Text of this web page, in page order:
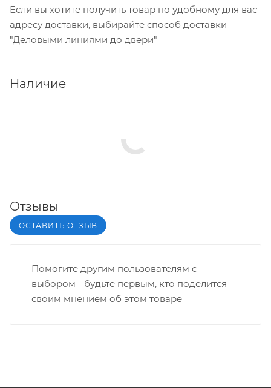
Если вы хотите получить товар по удобному для вас
адресу доставки, выбирайте способ доставки
"Деловыми линиями до двери"
Наличие
Отзывы
ОСТАВИТЬ ОТЗЫВ
Помогите другим пользователям с
выбором - будьте первым, кто поделится
своим мнением об этом товаре